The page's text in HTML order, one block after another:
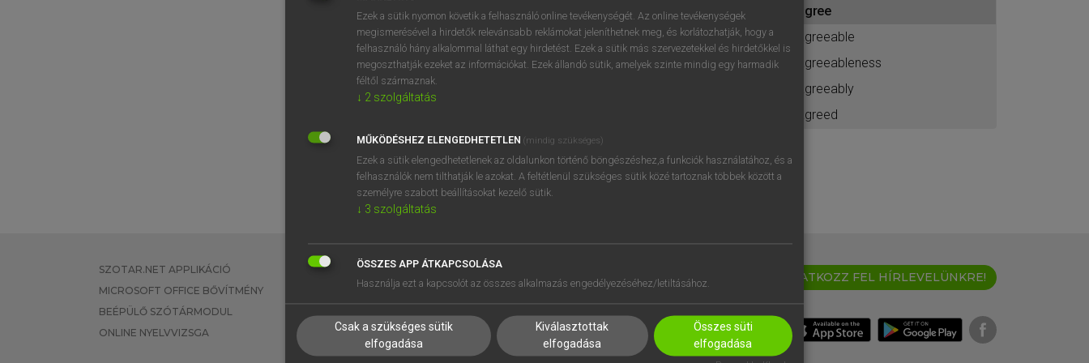
BELÉPÉS
próbaverziójának elindításához
regisztrálok ésbelépek.
REGISZTRÁCIÓ
agree
agreeable
agreeableness
agreeably
agreed
SZOTAR.NET APPLIKÁCIÓ
MICROSOFT OFFICE BŐVÍTMÉNY
BEÉPÜLŐ SZÓTÁRMODUL
ONLINE NYELVVIZSGA
EGYÉNI FELHASZNÁLÓKNAK
TANULÓKNAK
VÁLLALATI MEGOLDÁSOK
SÚGÓ
RÓLUNK
SÜTI BEÁLLÍTÁSOK
IRATKOZZ FEL HÍRLEVELÜNKRE!
Ezek a sütik nyomon követik a felhasználó online tevékenységét. Az online tevékenységek
megismerésével a hirdetők relevánsabb reklámokat jeleníthetnek meg, és korlátozhatják, hogy a
felhasználó hány alkalommal láthat egy hirdetést. Ezek a sütik más szervezetekkel és hirdetőkkel is
megoszthatják ezeket az információkat. Ezek állandó sütik, amelyek szinte mindig egy harmadik
féltől származnak.
↓ 2 szolgáltatás
MŰKÖDÉSHEZ ELENGEDHETETLEN (mindig szükséges)
Ezek a sütik elengedhetetlenek az oldalunkon történő böngészéshez,a funkciók használatához, és a
felhasználók nem tilthatják le azokat. A feltétlenül szükséges sütik közé tartoznak többek között a
személyre szabott beállításokat kezelő sütik.
↓ 3 szolgáltatás
ÖSSZES APP ÁTKAPCSOLÁSA
Használja ezt a kapcsolót az összes alkalmazás engedélyezéséhez/letiltásához.
Csak a szükséges sütik
elfogadása
Kiválasztottak
elfogadása
Összes süti
elfogadása